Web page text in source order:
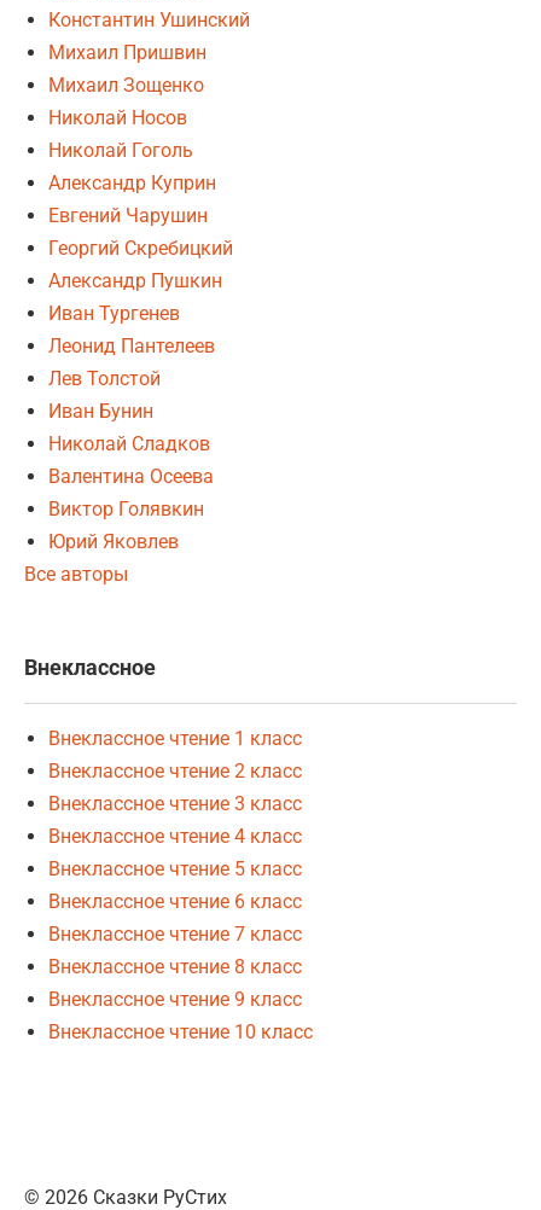
Константин Ушинский
Михаил Пришвин
Михаил Зощенко
Николай Носов
Николай Гоголь
Александр Куприн
Евгений Чарушин
Георгий Скребицкий
Александр Пушкин
Иван Тургенев
Леонид Пантелеев
Лев Толстой
Иван Бунин
Николай Сладков
Валентина Осеева
Виктор Голявкин
Юрий Яковлев
Все авторы
Внеклассное
Внеклассное чтение 1 класс
Внеклассное чтение 2 класс
Внеклассное чтение 3 класс
Внеклассное чтение 4 класс
Внеклассное чтение 5 класс
Внеклассное чтение 6 класс
Внеклассное чтение 7 класс
Внеклассное чтение 8 класс
Внеклассное чтение 9 класс
Внеклассное чтение 10 класс
© 2026 Сказки РуСтих